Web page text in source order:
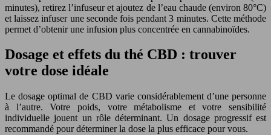
minutes), retirez l’infuseur et ajoutez de l’eau chaude (environ 80°C)
et laissez infuser une seconde fois pendant 3 minutes. Cette méthode
permet d’obtenir une infusion plus concentrée en cannabinoïdes.
Dosage et effets du thé CBD : trouver
votre dose idéale
Le dosage optimal de CBD varie considérablement d’une personne
à l’autre. Votre poids, votre métabolisme et votre sensibilité
individuelle jouent un rôle déterminant. Un dosage progressif est
recommandé pour déterminer la dose la plus efficace pour vous.